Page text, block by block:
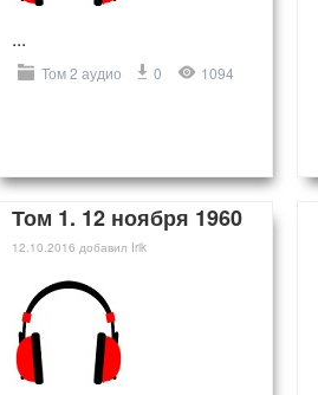
...
Том 2 аудио 0 1094
Том 1. 12 ноября 1960
12.10.2016 добавил Irik